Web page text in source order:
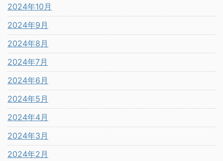
2024年10月
2024年9月
2024年8月
2024年7月
2024年6月
2024年5月
2024年4月
2024年3月
2024年2月